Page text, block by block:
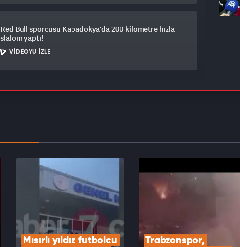
Red Bull sporcusu Kapadokya'da 200 kilometre hızla
slalom yaptı!
VIDEOYU İZLE
Beşiktaş Alexander Sörloth için gözünü kararttı!
Mısırlı yıldız futbolcu
Trabzonspor,